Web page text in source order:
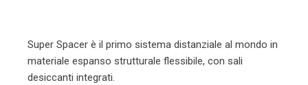
Super Spacer è il primo sistema distanziale al mondo in
materiale espanso strutturale flessibile, con sali
desiccanti integrati.